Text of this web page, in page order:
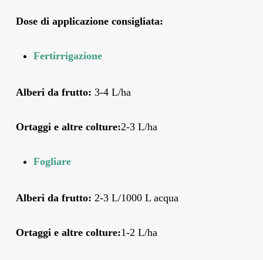
Dose di applicazione consigliata:
Fertirrigazione
Alberi da frutto: 3-4 L/ha
Ortaggi e altre colture:2-3 L/ha
Fogliare
Alberi da frutto: 2-3 L/1000 L acqua
Ortaggi e altre colture:1-2 L/ha